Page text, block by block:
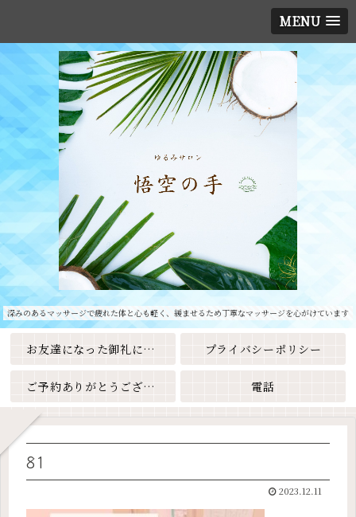
MENU
深みのあるマッサージで疲れた体と心も軽く、緩ませるため丁寧なマッサージを心がけています
お友達になった御礼に素敵なクーポンをプレゼント🎁 プライバシーポリシー
ご予約ありがとうございます 電話
81
2023.12.11